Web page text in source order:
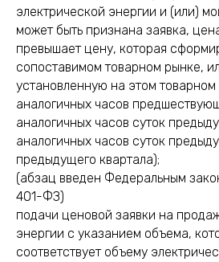
электрической энергии и (или)
может быть признана заявка,
превышает цену, которая
сопоставимом товарном рынке,
установленную на этом
аналогичных часов
аналогичных часов суток
аналогичных часов суток
предыдущего квартала);
(абзац введен Федеральным
401-ФЗ)
подачи ценовой заявки на
энергии с указанием объема,
соответствует объему